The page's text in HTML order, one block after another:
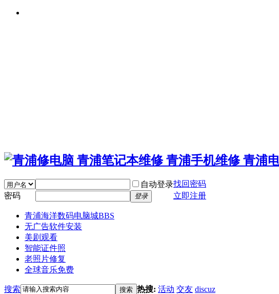
自动登录找回密码
密码
登录 立即注册
青浦海洋数码电脑城BBS
无广告软件安装
美剧观看
智能证件照
老照片修复
全球音乐免费
搜索 搜索 热搜: 活动 交友 discuz